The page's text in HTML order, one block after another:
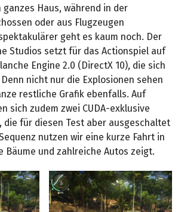
ganzes Haus, während in der
oder aus Flugzeugen
geht es kaum noch. Der
Studios setzt für das Actionspiel auf
Engine 2.0 (DirectX 10), die sich
nicht nur die Explosionen sehen
restliche Grafik ebenfalls. Auf
sich zudem zwei CUDA-exklusive
die für diesen Test aber ausgeschaltet
nutzen wir eine kurze Fahrt in
Bäume und zahlreiche Autos zeigt.